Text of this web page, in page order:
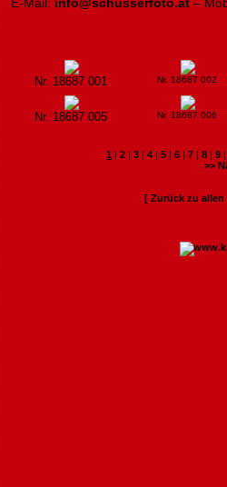
Nr. 18687 001 Nr. 18687 002
Nr. 18687 005 Nr. 18687 006
1 | 2 | 3 | 4 | 5 | 6 | 7 | 8 | 9
>>
[ Zurück zu